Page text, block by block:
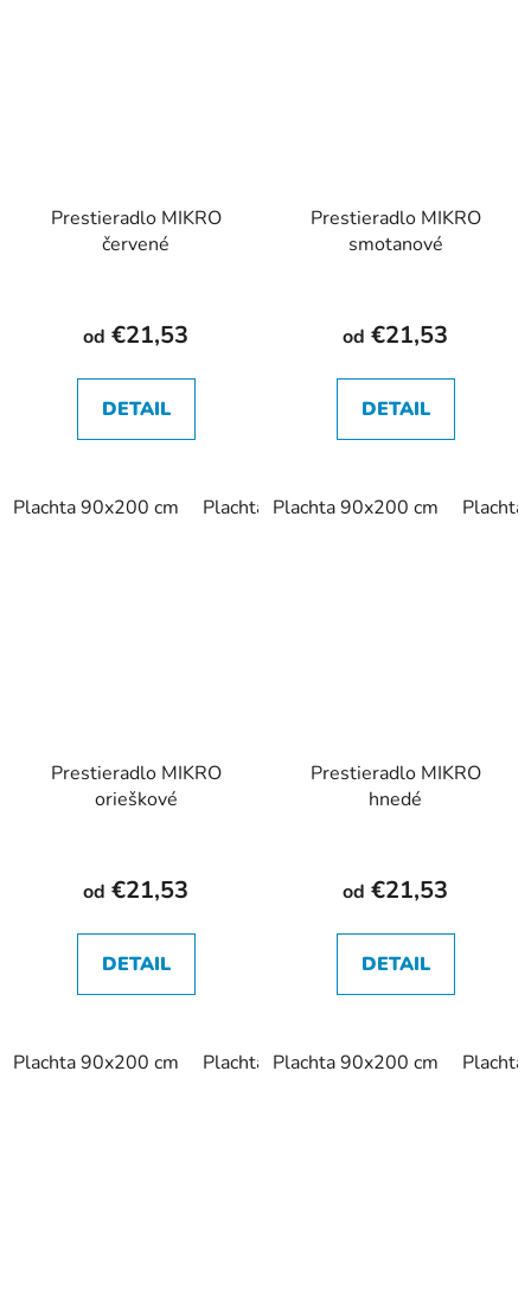
Prestieradlo MIKRO
červené
od €21,53
DETAIL
Plachta 90x200 cm Plachta 180x200 cm
Prestieradlo MIKRO
smotanové
od €21,53
DETAIL
Plachta 90x200 cm
Prestieradlo MIKRO
orieškové
od €21,53
DETAIL
Plachta 90x200 cm Plachta 180x200 cm
Prestieradlo MIKRO
hnedé
od €21,53
DETAIL
Plachta 90x200 cm